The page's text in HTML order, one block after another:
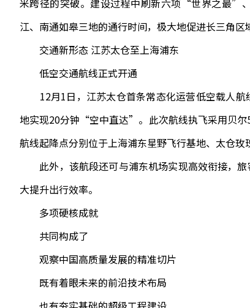
米跨径的突破。建设过程中刷新六项“世界之最”
江、南通如皋三地的通行时间，极大地促进长三角区
交通新形态 江苏太仓至上海浦东
低空交通航线正式开通
12月1日，江苏太仓首条常态化运营低空载人航
地实现20分钟“空中直达”。此次航线执飞采用贝尔
航线起降点分别位于上海浦东星野飞行基地、太仓玫
此外，该航段还可与浦东机场实现高效衔接，旅
大提升出行效率。
多项硬核成就
共同构成了
观察中国高质量发展的精准切片
既有着眼未来的前沿技术布局